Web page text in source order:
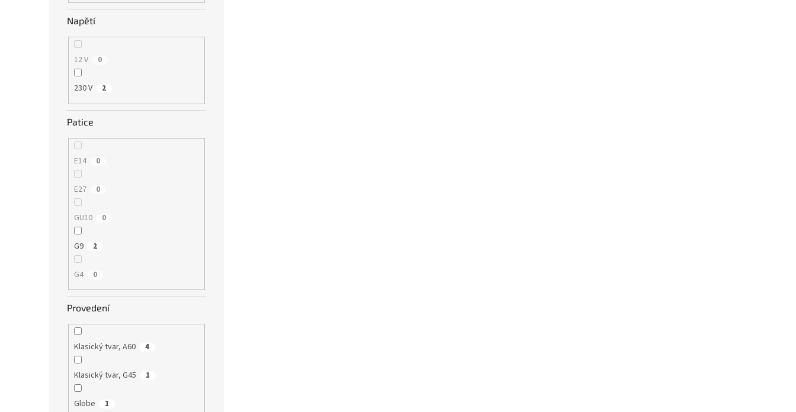
Napětí
12 V 0
230 V 2
Patice
E14 0
E27 0
GU10 0
G9 2
G4 0
Provedení
Klasický tvar, A60 4
Klasický tvar, G45 1
Globe 1